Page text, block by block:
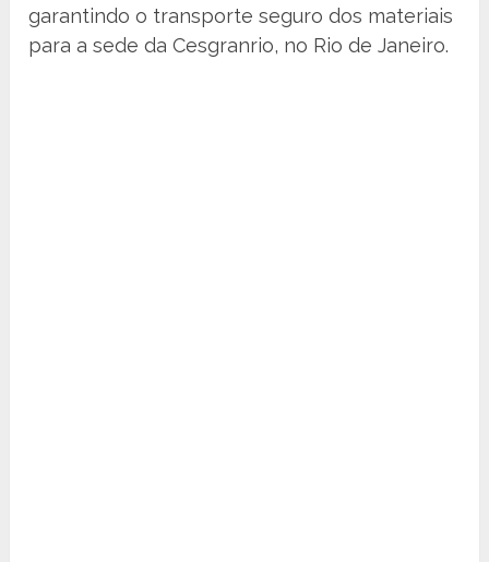
garantindo o transporte seguro dos materiais
para a sede da Cesgranrio, no Rio de Janeiro.